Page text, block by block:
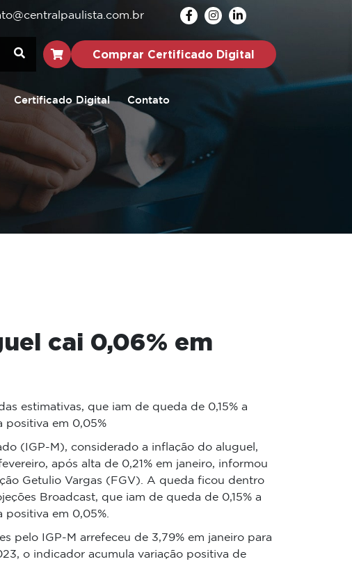
Comprar Certificado Digital
Certificado Digital Contato
cai 0,06% em
estimativas, que iam de queda de 0,15% a
positiva em 0,05%
(IGP-M), considerado a inflação do aluguel,
após alta de 0,21% em janeiro, informou
Getulio Vargas (FGV). A queda ficou dentro
Broadcast, que iam de queda de 0,15% a
positiva em 0,05%.
pelo IGP-M arrefeceu de 3,79% em janeiro para
o indicador acumula variação positiva de